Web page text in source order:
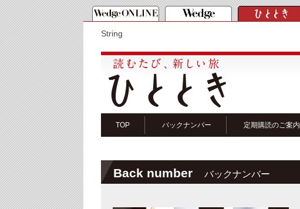
String
TOP バックナンバー 定期購読のご案内
Back number バックナンバー